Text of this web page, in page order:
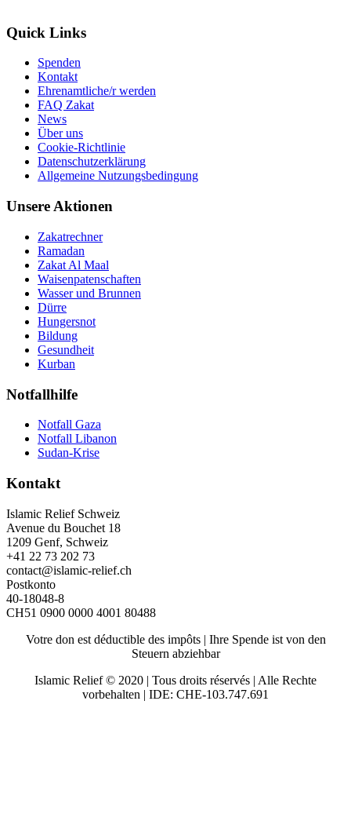
Quick Links
Spenden
Kontakt
Ehrenamtliche/r werden
FAQ Zakat
News
Über uns
Cookie-Richtlinie
Datenschutzerklärung
Allgemeine Nutzungsbedingung
Unsere Aktionen
Zakatrechner
Ramadan
Zakat Al Maal
Waisenpatenschaften
Wasser und Brunnen
Dürre
Hungersnot
Bildung
Gesundheit
Kurban
Notfallhilfe
Notfall Gaza
Notfall Libanon
Sudan-Krise
Kontakt
Islamic Relief Schweiz
Avenue du Bouchet 18
1209 Genf, Schweiz
+41 22 73 202 73
contact@islamic-relief.ch
Postkonto
40-18048-8
CH51 0900 0000 4001 80488
Votre don est déductible des impôts | Ihre Spende ist von den
Steuern abziehbar
Islamic Relief © 2020 | Tous droits réservés | Alle Rechte
vorbehalten | IDE: CHE-103.747.691